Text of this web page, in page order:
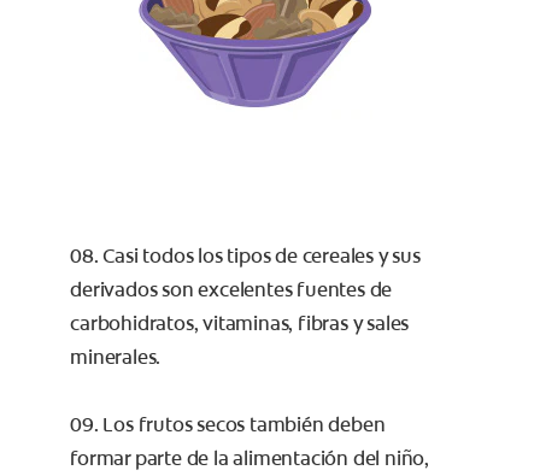
08. Casi todos los tipos de cereales y sus
derivados son excelentes fuentes de
carbohidratos, vitaminas, fibras y sales
minerales.
09. Los frutos secos también deben
formar parte de la alimentación del niño,